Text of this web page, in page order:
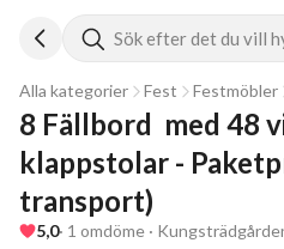
Sök efter det du vill
Alla kategorier Fest Festmöbler
8 Fällbord  med 48
klappstolar -
transport)
5,0· 1 omdöme ·